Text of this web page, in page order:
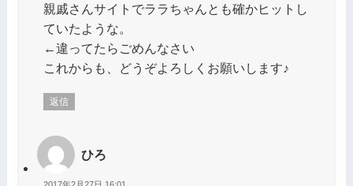
親戚さんサイトでララちゃんとも確かヒットし
ていたような。
←違ってたらごめんなさい
これからも、どうぞよろしくお願いします♪
返信
ひろ